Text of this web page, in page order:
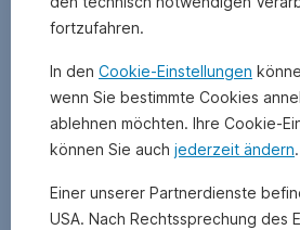
fortzufahren.
In den Cookie-Einstellungen
wenn Sie bestimmte Cookies
ablehnen möchten. Ihre Cookie-
können Sie auch jederzeit ändern.
Einer unserer Partnerdienste
USA. Nach Rechtssprechung des